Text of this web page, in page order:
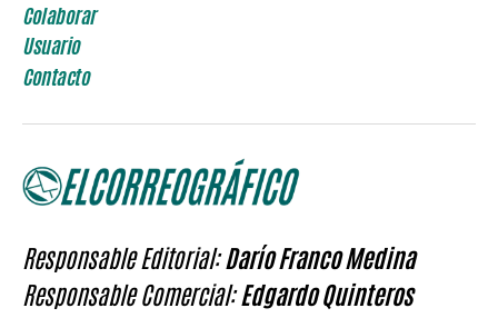
Colaborar
Usuario
Contacto
Responsable Editorial:Darío Franco Medina
Responsable Comercial:Edgardo Quinteros